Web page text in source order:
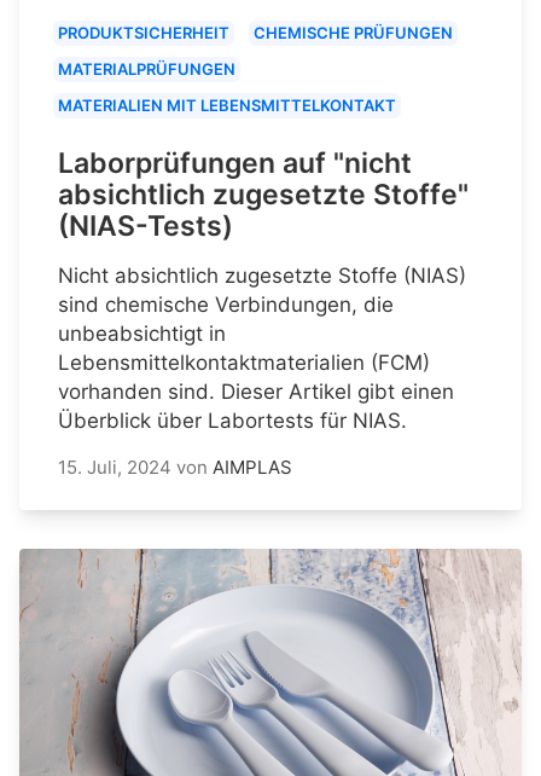
PRODUKTSICHERHEIT
CHEMISCHE PRÜFUNGEN
MATERIALPRÜFUNGEN
MATERIALIEN MIT LEBENSMITTELKONTAKT
Laborprüfungen auf "nicht
absichtlich zugesetzte Stoffe"
(NIAS-Tests)
Nicht absichtlich zugesetzte Stoffe (NIAS)
sind chemische Verbindungen, die
unbeabsichtigt in
Lebensmittelkontaktmaterialien (FCM)
vorhanden sind. Dieser Artikel gibt einen
Überblick über Labortests für NIAS.
15. Juli, 2024 von AIMPLAS